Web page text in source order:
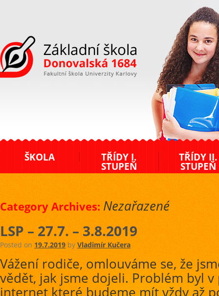
ZŠ Donovalská
ŠKOLA TŘÍDY I.
STUPEŇ
TŘÍDY II.
STUPEŇ
Category Archives:Nezařazené
LSP – 27.7. – 3.8.2019
Posted on 19.7.2019 by Vladimír Kučera
Vážení rodiče, omlouváme se, že
vědět, jak jsme dojeli. Problém byl
internet které budeme mít vždy až